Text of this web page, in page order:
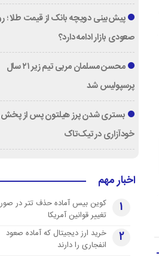
پیش‌بینی دویچه‌ بانک از قیمت طلا ؛
صعودی بازار ادامه دارد؟
محسن مسلمان مربی تیم زیر ۲۱ سال
پرسپولیس شد
بستری شدن پرز هیلتون پس از پخش
خودآزاری در تیک‌تاک
اخبار مهم
1
کوین بیس آماده حذف تتر در
تغییر قوانین آمریکا
2
خرید ارز دیجیتال که آماده صعود
انفجاری را دارند